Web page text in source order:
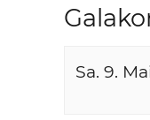
Sa. 9.